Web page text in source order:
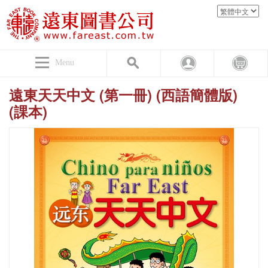
Menu
遠東天天中文 (第一冊) (西語簡體版)
(課本)